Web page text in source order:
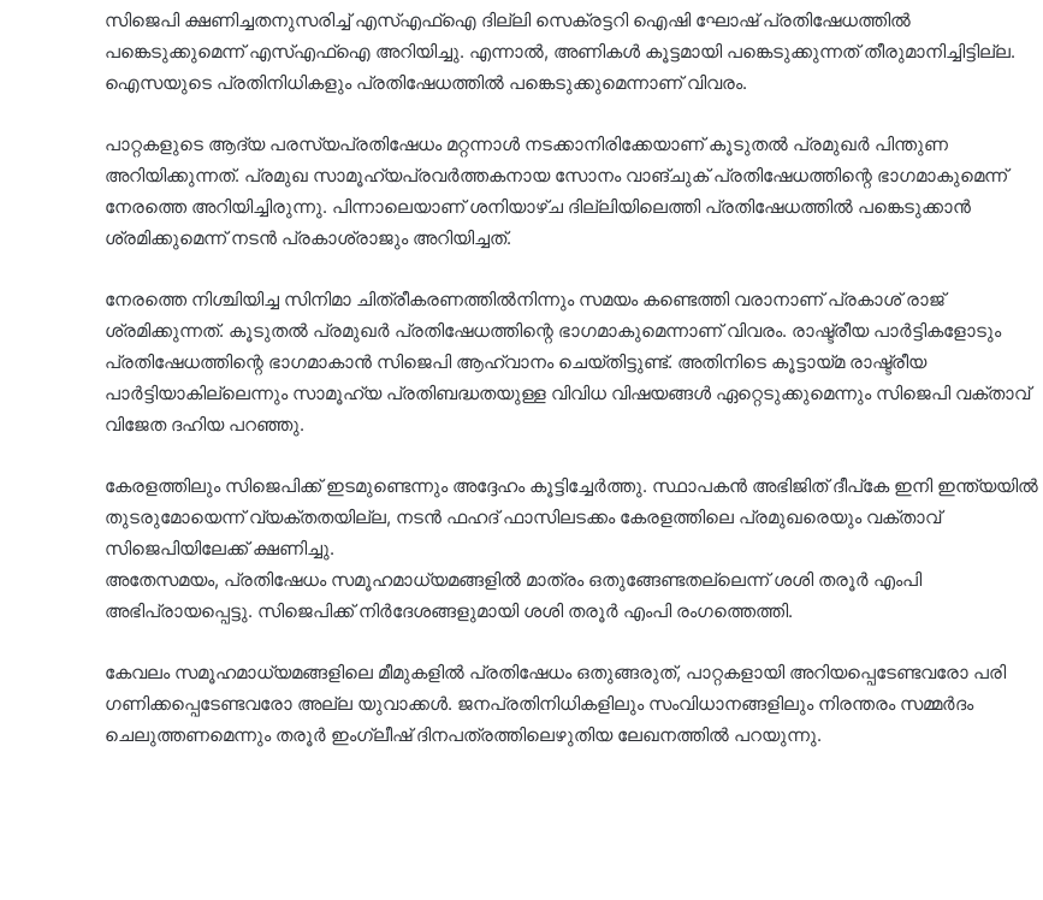
സിജെപി ക്ഷണിച്ചതനുസരിച്ച് എസ്എഫ്ഐ ദില്ലി സെക്രട്ടറി ഐഷി ഘോഷ് പ്രതിഷേധത്തിൽ
പങ്കെടുക്കുമെന്ന് എസ്എഫ്ഐ അറിയിച്ചു. എന്നാല്‍, അണികൾ കൂട്ടമായി പങ്കെടുക്കുന്നത് തീരുമാനിച്ചിട്ടില്ല.
ഐസയുടെ പ്രതിനിധികളും പ്രതിഷേധത്തിൽ പങ്കെടുക്കുമെന്നാണ് വിവരം.
പാറ്റകളുടെ ആദ്യ പരസ്യപ്രതിഷേധം മറ്റന്നാൾ നടക്കാനിരിക്കേയാണ് കൂടുതൽ പ്രമുഖർ പിന്തുണ
അറിയിക്കുന്നത്. പ്രമുഖ സാമൂഹ്യപ്രവർത്തകനായ സോനം വാങ്ചുക് പ്രതിഷേധത്തിന്റെ ഭാ​ഗമാകുമെന്ന്
നേരത്തെ അറിയിച്ചിരുന്നു. പിന്നാലെയാണ് ശനിയാഴ്ച ദില്ലിയിലെത്തി പ്രതിഷേധത്തിൽ പങ്കെടുക്കാൻ
ശ്രമിക്കുമെന്ന് നടൻ പ്രകാശ്‍രാജും അറിയിച്ചത്.
നേരത്തെ നിശ്ചിയിച്ച സിനിമാ ചിത്രീകരണത്തിൽനിന്നും സമയം കണ്ടെത്തി വരാനാണ് പ്രകാശ് രാജ്
ശ്രമിക്കുന്നത്. കൂടുതൽ പ്രമുഖർ പ്രതിഷേധത്തിന്റെ ഭാ​ഗമാകുമെന്നാണ് വിവരം. രാഷ്ട്രീയ പാർട്ടികളോടും
പ്രതിഷേധത്തിന്റെ ഭാ​ഗമാകാൻ സിജെപി ആഹ്വാനം ചെയ്തിട്ടുണ്ട്. അതിനിടെ കൂട്ടായ്മ രാഷ്ട്രീയ
പാർട്ടിയാകില്ലെന്നും സാമൂഹ്യ പ്രതിബദ്ധതയുള്ള വിവിധ വിഷയങ്ങൾ ഏറ്റെടുക്കുമെന്നും സിജെപി വക്താവ്
വിജേത ദഹിയ പറഞ്ഞു.
കേരളത്തിലും സിജെപിക്ക് ഇടമുണ്ടെന്നും അദ്ദേഹം കൂട്ടിച്ചേര്‍ത്തു. സ്ഥാപകൻ അഭിജിത് ദീപ്കേ ഇനി ഇന്ത്യയിൽ
തുടരുമോയെന്ന് വ്യക്തതയില്ല, നടൻ ഫഹദ് ഫാസിലടക്കം കേരളത്തിലെ പ്രമുഖരെയും വക്താവ്
സിജെപിയിലേക്ക് ക്ഷണിച്ചു.
അതേസമയം, പ്രതിഷേധം സമൂ​ഹമാധ്യമങ്ങളിൽ മാത്രം ഒതുങ്ങേണ്ടതല്ലെന്ന് ശശി തരൂർ എംപി
അഭിപ്രായപ്പെട്ടു. സിജെപിക്ക് നിർദേശങ്ങളുമായി ശശി തരൂർ എംപി രം​ഗത്തെത്തി.
കേവലം സമൂഹമാധ്യമങ്ങളിലെ മീമുകളിൽ പ്രതിഷേധം ഒതുങ്ങരുത്, പാറ്റകളായി അറിയപ്പെടേണ്ടവരോ പരി​
ഗണിക്കപ്പെടേണ്ടവരോ അല്ല യുവാക്കൾ. ജനപ്രതിനിധികളിലും സംവിധാനങ്ങളിലും നിരന്തരം സമ്മർദം
ചെലുത്തണമെന്നും തരൂർ ഇം​ഗ്ലീഷ് ദിനപത്രത്തിലെഴുതിയ ലേഖനത്തിൽ പറയുന്നു.